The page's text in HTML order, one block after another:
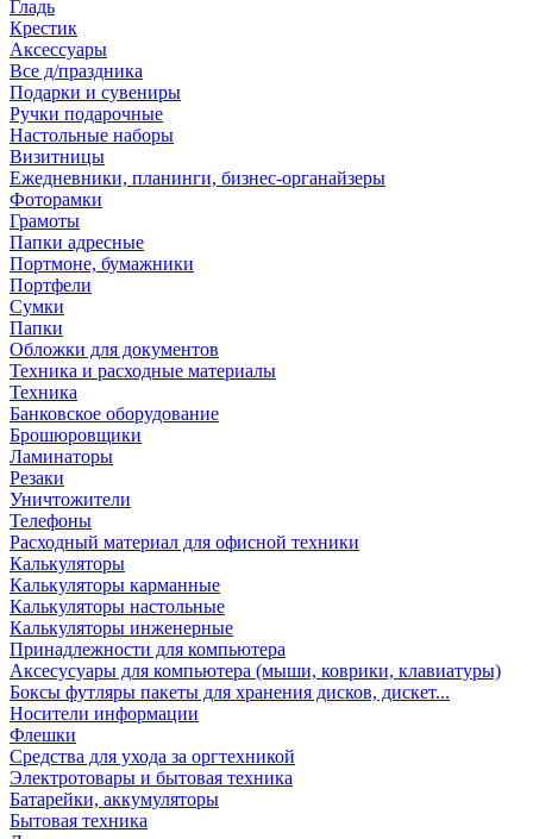
Гладь
Крестик
Аксессуары
Все д/праздника
Подарки и сувениры
Ручки подарочные
Настольные наборы
Визитницы
Ежедневники, планинги, бизнес-органайзеры
Фоторамки
Грамоты
Папки адресные
Портмоне, бумажники
Портфели
Сумки
Папки
Обложки для документов
Техника и расходные материалы
Техника
Банковское оборудование
Брошюровщики
Ламинаторы
Резаки
Уничтожители
Телефоны
Расходный материал для офисной техники
Калькуляторы
Калькуляторы карманные
Калькуляторы настольные
Калькуляторы инженерные
Принадлежности для компьютера
Аксесусуары для компьютера (мыши, коврики, клавиатуры)
Боксы футляры пакеты для хранения дисков, дискет...
Носители информации
Флешки
Средства для ухода за оргтехникой
Электротовары и бытовая техника
Батарейки, аккумуляторы
Бытовая техника